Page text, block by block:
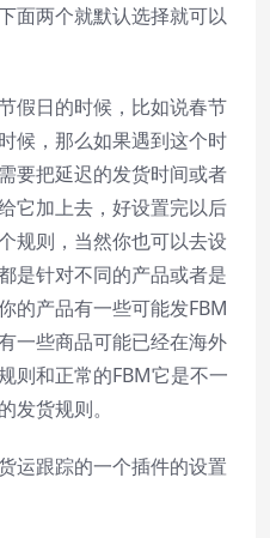
面两个就默认选择就可以
假日的时候，比如说春节
候，那么如果遇到这个时
要把延迟的发货时间或者
它加上去，好设置完以后
规则，当然你也可以去设
是针对不同的产品或者是
的产品有一些可能发FBM
一些商品可能已经在海外
则和正常的FBM它是不一
发货规则。
运跟踪的一个插件的设置